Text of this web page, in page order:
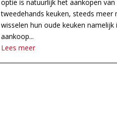
optie is natuurlijk het aankopen van
tweedehands keuken, steeds meer
wisselen hun oude keuken namelijk
aankoop...
Lees meer